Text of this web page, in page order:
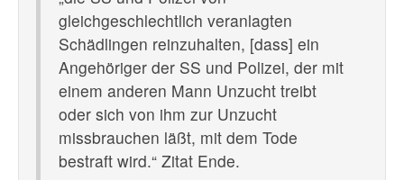
gleichgeschlechtlich veranlagten
Schädlingen reinzuhalten, [dass] ein
Angehöriger der SS und Polizei, der mit
einem anderen Mann Unzucht treibt
oder sich von ihm zur Unzucht
missbrauchen läßt, mit dem Tode
bestraft wird.“ Zitat Ende.